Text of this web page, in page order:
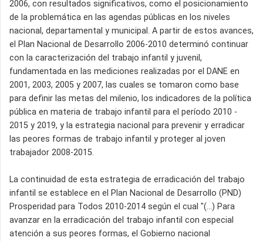
2006, con resultados significativos, como el posicionamiento
de la problemática en las agendas públicas en los niveles
nacional, departamental y municipal. A partir de estos avances,
el Plan Nacional de Desarrollo 2006-2010 determinó continuar
con la caracterización del trabajo infantil y juvenil,
fundamentada en las mediciones realizadas por el DANE en
2001, 2003, 2005 y 2007, las cuales se tomaron como base
para definir las metas del milenio, los indicadores de la política
pública en materia de trabajo infantil para el período 2010 -
2015 y 2019, y la estrategia nacional para prevenir y erradicar
las peores formas de trabajo infantil y proteger al joven
trabajador 2008-2015.
La continuidad de esta estrategia de erradicación del trabajo
infantil se establece en el Plan Nacional de Desarrollo (PND)
Prosperidad para Todos 2010-2014 según el cual "(…) Para
avanzar en la erradicación del trabajo infantil con especial
atención a sus peores formas, el Gobierno nacional